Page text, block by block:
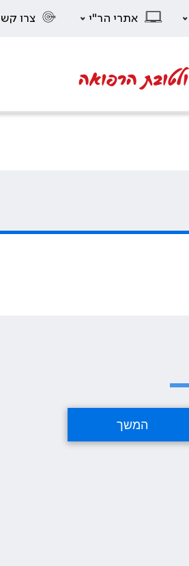
אתרי הר"י צרו
הרפואה